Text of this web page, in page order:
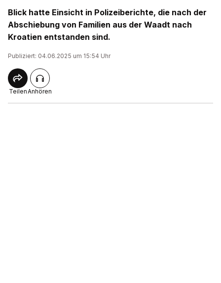
Blick hatte Einsicht in Polizeiberichte, die nach der
Abschiebung von Familien aus der Waadt nach
Kroatien entstanden sind.
Publiziert: 04.06.2025 um 15:54 Uhr
TeilenAnhören